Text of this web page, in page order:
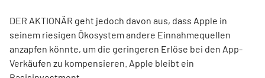
DER AKTIONÄR geht jedoch davon aus, dass Apple in
seinem riesigen Ökosystem andere Einnahmequellen
anzapfen könnte, um die geringeren Erlöse bei den App-
Verkäufen zu kompensieren. Apple bleibt ein